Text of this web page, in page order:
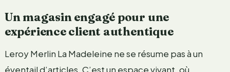
Un magasin engagé pour une
expérience client authentique
Leroy Merlin La Madeleine ne se résume pas à un
éventail d’articles. C’est un espace vivant, où